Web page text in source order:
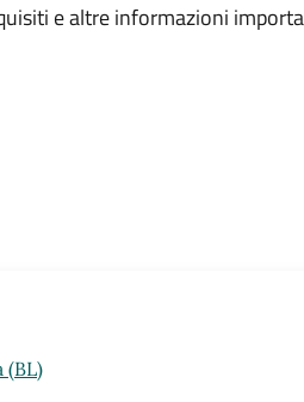
e altre informazioni
(BL)